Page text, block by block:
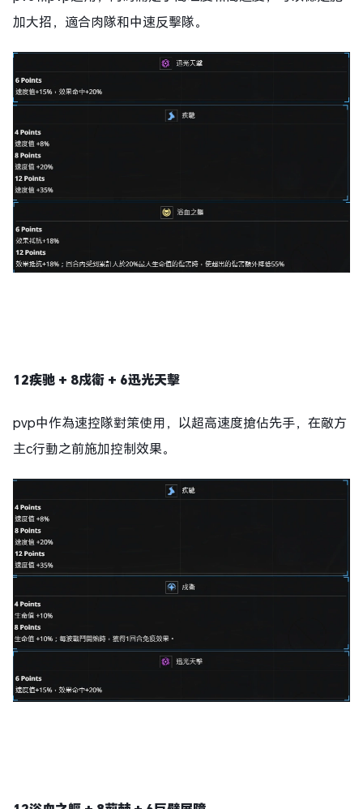
加大招，適合肉隊和中速反擊隊。
12疾驰 + 8戍衛 + 6迅光天擊
pvp中作為速控隊對策使用，以超高速度搶佔先手，在敵方
主c行動之前施加控制效果。